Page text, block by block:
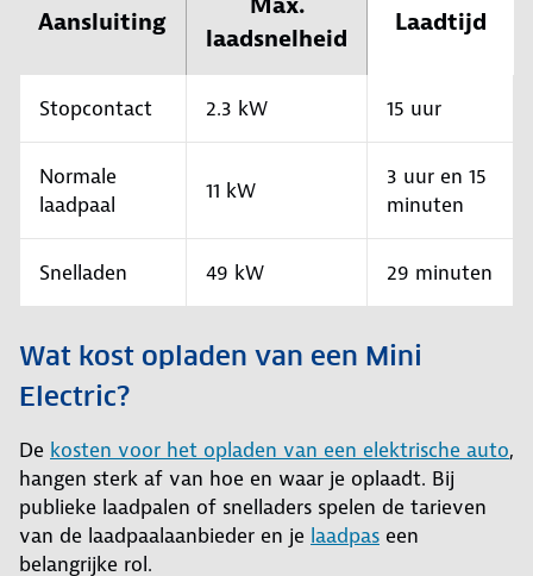
Aansluiting
laadsnelheid
Laadtijd
Stopcontact 2.3 kW 15 uur
Normale
laadpaal
11 kW
3 uur en 15
minuten
Snelladen 49 kW 29 minuten
Wat kost opladen van een Mini
Electric?
De kosten voor het opladen van een elektrische auto,
hangen sterk af van hoe en waar je oplaadt. Bij
publieke laadpalen of snelladers spelen de tarieven
van de laadpaalaanbieder en je laadpas een
belangrijke rol.